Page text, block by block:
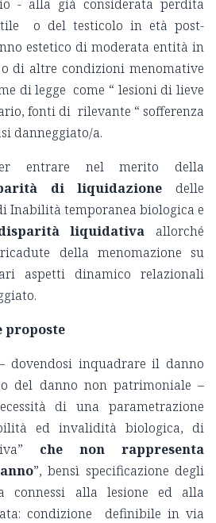
- alla già considerata perdita
o del testicolo in età post-
estetico di moderata entità in
di altre condizioni menomative
di legge come “ lesioni di lieve
fonti di rilevante “ sofferenza
danneggiato/a.
entrare nel merito della
di liquidazione delle
Inabilità temporanea biologica e
liquidativa allorché
della menomazione su
aspetti dinamico relazionali
proposte
dovendosi inquadrare il danno
del danno non patrimoniale –
di una parametrazione
ed invalidità biologica, di
che non rappresenta
”, bensì specificazione degli
connessi alla lesione ed alla
condizione definibile in via